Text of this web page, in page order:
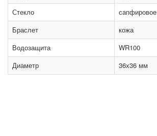
Стекло
сапфировое
Браслет
кожа
Водозащита
WR100
Диаметр
36х36 мм